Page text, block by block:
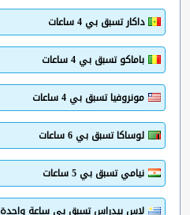
داكار تسبق بي 4 ساعات
باماكو تسبق بي 4 ساعات
مونروفيا تسبق بي 4 ساعات
لوساكا تسبق بي 6 ساعات
نيامي تسبق بي 5 ساعات
لاس بيدراس تسبق بي ساعة واحدة